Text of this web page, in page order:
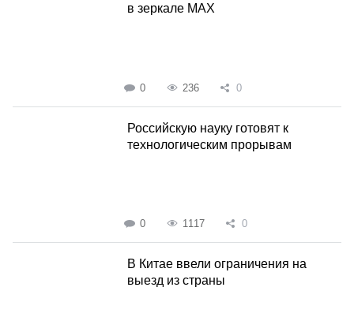
в зеркале MAX
0 236 0
Российскую науку готовят к
технологическим прорывам
0 1117 0
В Китае ввели ограничения на
выезд из страны